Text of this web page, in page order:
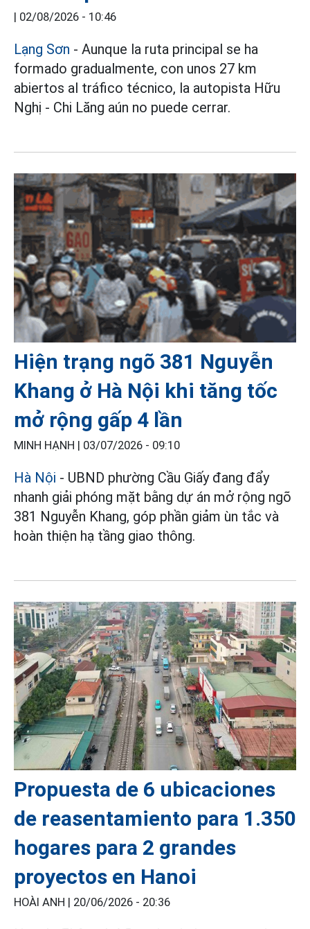
| 02/08/2026 - 10:46
Lạng Sơn - Aunque la ruta principal se ha
formado gradualmente, con unos 27 km
abiertos al tráfico técnico, la autopista Hữu
Nghị - Chi Lăng aún no puede cerrar.
Hiện trạng ngõ 381 Nguyễn
Khang ở Hà Nội khi tăng tốc
mở rộng gấp 4 lần
MINH HẠNH | 03/07/2026 - 09:10
Hà Nội - UBND phường Cầu Giấy đang đẩy
nhanh giải phóng mặt bằng dự án mở rộng ngõ
381 Nguyễn Khang, góp phần giảm ùn tắc và
hoàn thiện hạ tầng giao thông.
Propuesta de 6 ubicaciones
de reasentamiento para 1.350
hogares para 2 grandes
proyectos en Hanoi
HOÀI ANH | 20/06/2026 - 20:36